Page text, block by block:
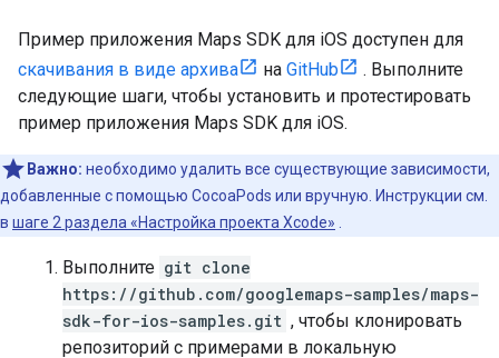
Пример приложения Maps SDK для iOS доступен для
скачивания в виде архива
на GitHub
. Выполните
следующие шаги, чтобы установить и протестировать
пример приложения Maps SDK для iOS.
Важно: необходимо удалить все существующие зависимости,
добавленные с помощью CocoaPods или вручную. Инструкции см.
в шаге 2 раздела «Настройка проекта Xcode»
Выполните git clone
https://github.com/googlemaps-samples/maps-
sdk-for-ios-samples.git , чтобы клонировать
репозиторий с примерами в локальную